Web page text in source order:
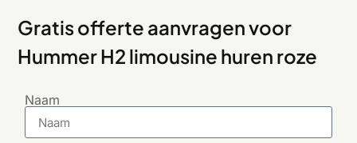
Gratis offerte aanvragen voor
Hummer H2 limousine huren roze
Naam